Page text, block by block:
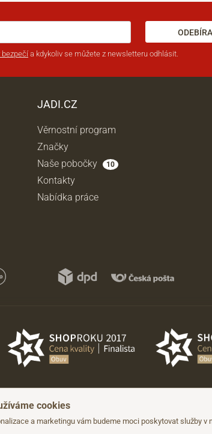
bezpečí a kdykoliv se můžete z newsletteru odhlásit.
JADI.CZ
Věrnostní program
Značky
Naše pobočky
10
Kontakty
Nabídka práce
cookies
a marketingu vám budeme moci poskytovat služby v